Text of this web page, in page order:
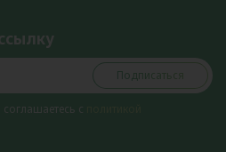
Подписаться
с